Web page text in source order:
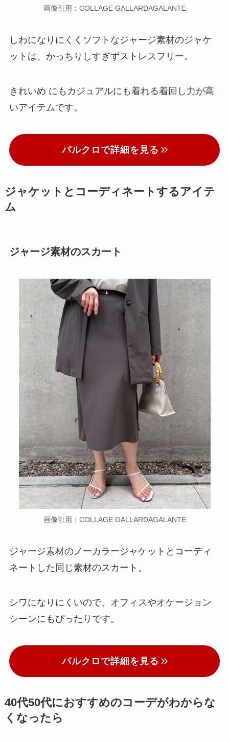
画像引用：COLLAGE GALLARDAGALANTE
しわになりにくくソフトなジャージ素材のジャケ
ットは、かっちりしすぎずストレスフリー。
きれいめ にもカジュアルにも着れる着回し力が高
いアイテムです。
パルクロで詳細を見る
ジャケットとコーディネートするアイテ
ム
ジャージ素材のスカート
画像引用：COLLAGE GALLARDAGALANTE
ジャージ素材のノーカラージャケットとコーディ
ネートした同じ素材のスカート。
シワになりにくいので、オフィスやオケージョン
シーンにもぴったりです。
パルクロで詳細を見る
40代50代におすすめのコーデがわからな
くなったら